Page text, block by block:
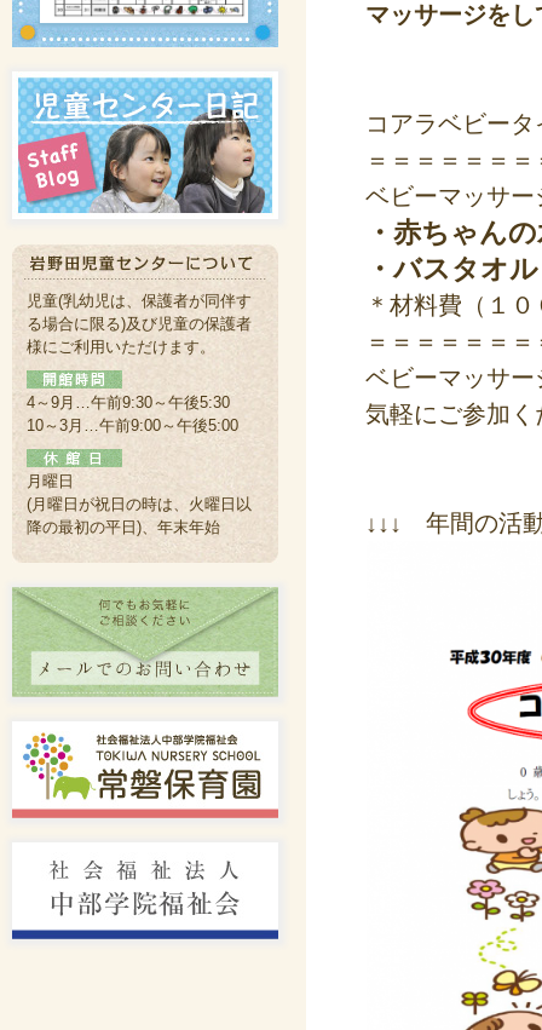
児童(乳幼児は、保護者が同伴す
る場合に限る)及び児童の保護者
様にご利用いただけます。
4～9月…午前9:30～午後5:30
10～3月…午前9:00～午後5:00
月曜日
(月曜日が祝日の時は、火曜日以
降の最初の平日)、年末年始
マッサージを
コアラベビー
＝＝＝＝＝＝
ベビーマッサ
・赤ちゃん
・バスタオル
＊材料費（１
＝＝＝＝＝＝
ベビーマッサ
気軽にご参加く
↓↓↓ 年間の活